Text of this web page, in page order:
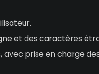
et des caractères
avec prise en charge des